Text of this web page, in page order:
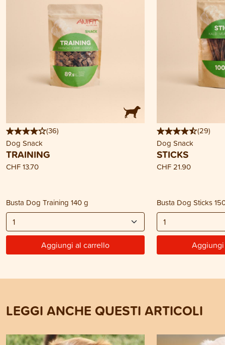
(36)
Dog Snack
TRAINING
CHF 13.70
Busta Dog Training 140 g
Aggiungi al carrello
(29)
Dog Snack
STICKS
CHF 21.90
Busta Dog Sticks
LEGGI ANCHE QUESTI ARTICOLI